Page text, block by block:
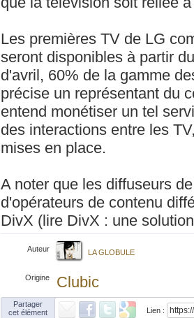
Les premières TV de LG
seront disponibles à partir
d'avril, 60% de la gamme
précise un représentant du
entend monétiser un tel
des interactions entre les
mises en place.
A noter que les diffuseurs
d'opérateurs de contenu
DivX (lire DivX : une
Auteur LA GLOBULE
Origine Clubic
Partager
cet élément
Lien :